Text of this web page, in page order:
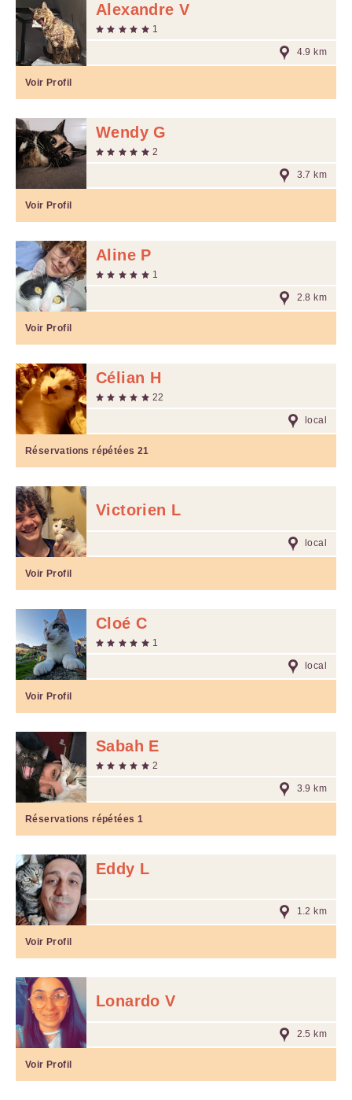
Alexandre V
1
4.9 km
Voir Profil
Wendy G
2
3.7 km
Voir Profil
Aline P
1
2.8 km
Voir Profil
Célian H
22
local
Réservations répétées 21
Victorien L
local
Voir Profil
Cloé C
1
local
Voir Profil
Sabah E
2
3.9 km
Réservations répétées 1
Eddy L
1.2 km
Voir Profil
Lonardo V
2.5 km
Voir Profil